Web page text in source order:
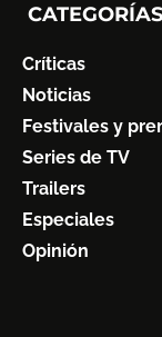
CATEGORÍAS
Críticas
Noticias
Festivales y
Series de TV
Trailers
Especiales
Opinión